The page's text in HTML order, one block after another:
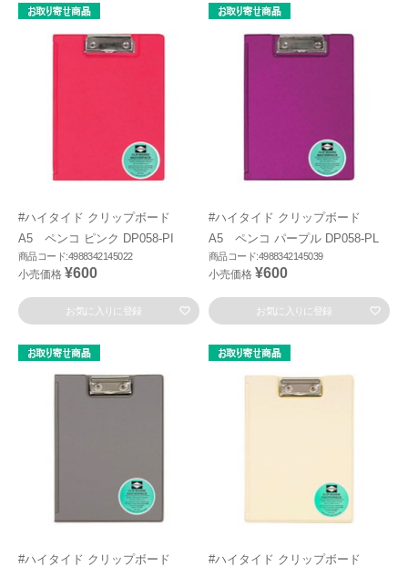
#ハイタイド クリップボード
A5 ペンコ ピンク DP058-PI
商品コード:4988342145022
小売価格 ¥600
お気に入りに登録
#ハイタイド クリップボード
A5 ペンコ パープル DP058-PL
商品コード:4988342145039
小売価格 ¥600
お気に入りに登録
#ハイタイド クリップボード
#ハイタイド クリップボード